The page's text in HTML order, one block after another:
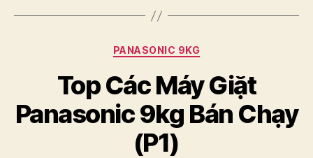
Categories
PANASONIC 9KG
Top Các Máy Giặt
Panasonic 9kg Bán Chạy
(P1)